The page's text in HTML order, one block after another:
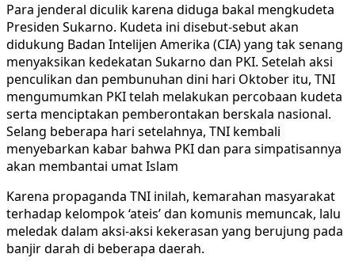
Para jenderal diculik karena diduga bakal mengkudeta
Presiden Sukarno. Kudeta ini disebut-sebut akan
didukung Badan Intelijen Amerika (CIA) yang tak senang
menyaksikan kedekatan Sukarno dan PKI. Setelah aksi
penculikan dan pembunuhan dini hari Oktober itu, TNI
mengumumkan PKI telah melakukan percobaan kudeta
serta menciptakan pemberontakan berskala nasional.
Selang beberapa hari setelahnya, TNI kembali
menyebarkan kabar bahwa PKI dan para simpatisannya
akan membantai umat Islam
Karena propaganda TNI inilah, kemarahan masyarakat
terhadap kelompok ‘ateis’ dan komunis memuncak, lalu
meledak dalam aksi-aksi kekerasan yang berujung pada
banjir darah di beberapa daerah.